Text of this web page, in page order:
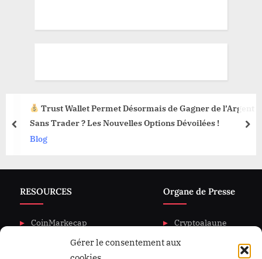
Gérer le consentement aux
Trust Wallet Permet Désormais de Gagner de l’Argent
Sans Trader ? Les Nouvelles Options Dévoilées !
Blog
prev
RESOURCES
CoinMarkecap
CoinGecKo
Organe de Presse
Cryptoalaune
A propos de nous